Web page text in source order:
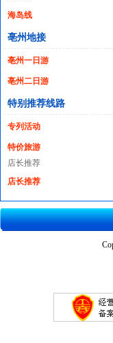
海岛线
亳州地接
亳州一日游
亳州二日游
特别推荐线路
专列活动
特价旅游
店长推荐
店长推荐